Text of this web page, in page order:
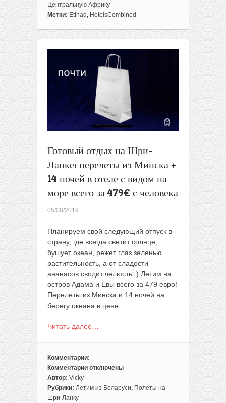
В
2
дешевле
всего
за
618€
человека
Центральную Африку
Метки: Etihad, HotelsCombined
Готовый отдых на Шри-
Ланке: перелеты из Минска +
14 ночей в отеле с видом на
море всего за 479€ с человека
05/08/2019
Планируем свой следующий отпуск в
страну, где всегда светит солнце,
бушует океан, режет глаз зеленью
растительность, а от сладости
ананасов сводит челюсть :) Летим на
остров Адама и Евы всего за 479 евро!
Перелеты из Минска и 14 ночей на
берегу океана в цене.
Читать далее…
Комментарии:
Комментарии
к
записи
Готовый
отключены
Автор: Vicky
Рубрики: Летим из Беларуси, Полеты на
Шри-Ланку